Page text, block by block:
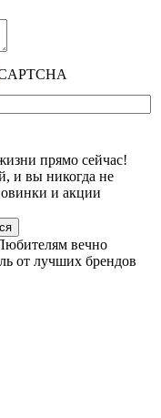
прямо сейчас!
и вы никогда не
и акции
вечно
от лучших брендов